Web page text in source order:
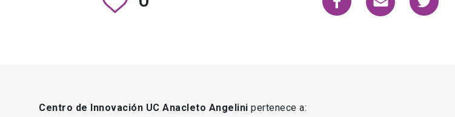
Centro de Innovación UC Anacleto Angelini pertenece a: